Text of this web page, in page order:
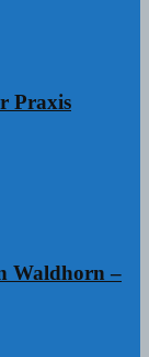
Praxis
Waldhorn –